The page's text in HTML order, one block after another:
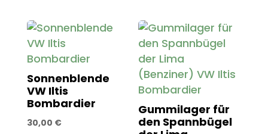
Sonnenblende
VW Iltis
Bombardier
30,00 €
Gummilager für
den Spannbügel